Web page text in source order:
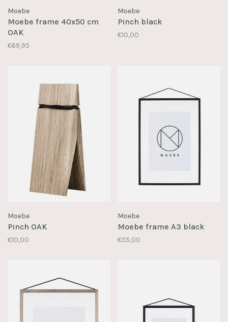
Moebe
Moebe frame 40x50 cm
OAK
€69,95
Moebe
Pinch black
€10,00
Moebe
Pinch OAK
€10,00
Moebe
Moebe frame A3 black
€55,00